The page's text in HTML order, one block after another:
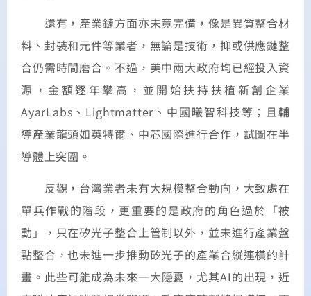
還有，產業鏈方面亦未竟完備，像是異質整合材
料、封裝和元件等業者，無論是技術，抑或供應鏈整
合仍需時間磨合。不過，美中兩大政府均已經投入資
源，金額逐年攀高，並開始扶持扶植新創企業
AyarLabs、Lightmatter、中國曦智科技等；且輔
導產業龍頭如英特爾、中芯國際進行合作，試圖在半
導體上突圍。
反觀，台灣業者未有大規模整合動向，大致處在
單兵作戰的階段，更重要的是政府的角色過於「被
動」，只在矽光子整合上管制以外，並未進行產業盤
點整合，也未進一步推動矽光子的產業合縱連橫的計
畫。此些可能成為未來一大隱憂，尤其AI的出現，近